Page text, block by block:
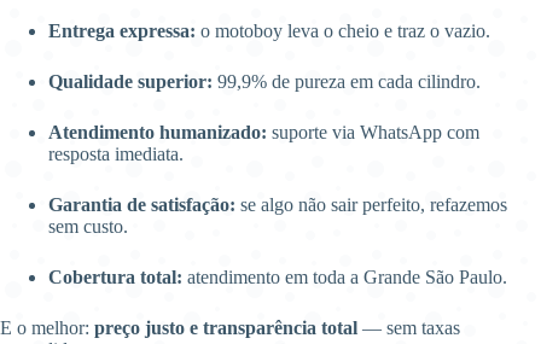
Entrega expressa: o motoboy leva o cheio e traz o vazio.
Qualidade superior: 99,9% de pureza em cada cilindro.
Atendimento humanizado: suporte via WhatsApp com
resposta imediata.
Garantia de satisfação: se algo não sair perfeito, refazemos
sem custo.
Cobertura total: atendimento em toda a Grande São Paulo.
E o melhor: preço justo e transparência total — sem taxas